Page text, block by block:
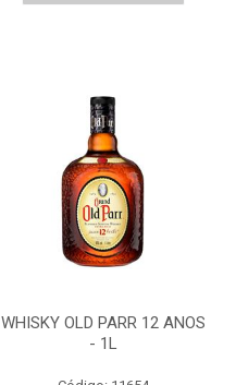
WHISKY OLD PARR 12 ANOS
- 1L